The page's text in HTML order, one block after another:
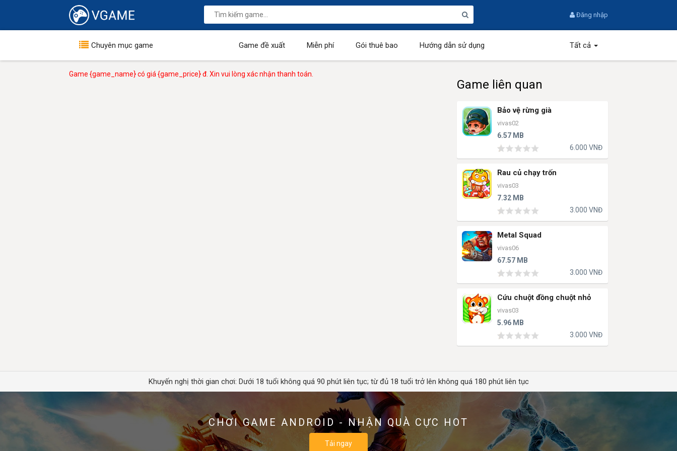
Đăng nhập
Chuyên mục game Game đề xuất Miễn phí Gói thuê bao Hướng dẫn sử dụng Tất cả
Game {game_name} có giá {game_price} đ. Xin vui lòng xác nhận thanh toán.
Game liên quan
Bảo vệ rừng già
vivas02
6.57 MB
6.000 VNĐ
Rau củ chạy trốn
vivas03
7.32 MB
3.000 VNĐ
Metal Squad
vivas06
67.57 MB
3.000 VNĐ
Cứu chuột đồng chuột nhỏ
vivas03
5.96 MB
3.000 VNĐ
Khuyến nghị thời gian chơi: Dưới 18 tuổi không quá 90 phút liên tục; từ đủ 18 tuổi trở lên không quá 180 phút liên tục
CHƠI GAME ANDROID - NHẬN QUÀ CỰC HOT
Tải ngay